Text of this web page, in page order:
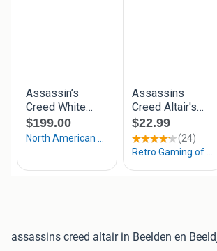
assassins creed altair in Beelden en